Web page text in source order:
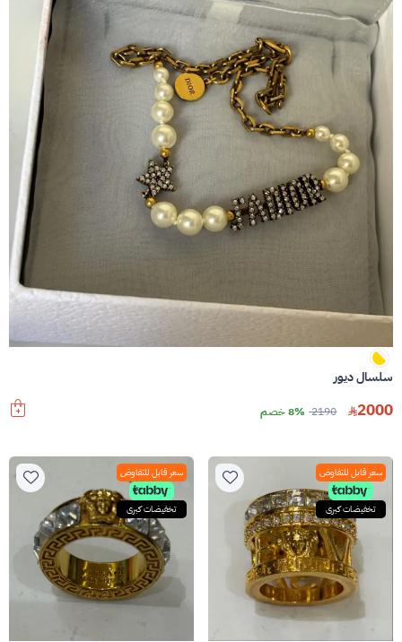
سلسال ديور
2000
2190 8% خصم
سعر قابل للتفاوض
تخفيضات كبرى
سعر قابل للتفاوض
تخفيضات كبرى